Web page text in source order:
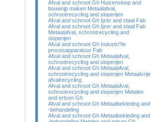
Afval and schroot Gh Huizensloop and
bouwrijp maken Metaalafval,
schrootrecycling and sloperijen
Afval and schroot Gh Ijzer and staal Fab
Afval and schroot Gh Ijzer and staal Fab
Metaalafval, schrootrecycling and
sloperijen
Afval and schroot Gh Industri?le
procesapparatuur Fab
Afval and schroot Gh Metaalafval,
schrootrecycling and sloperijen
Afval and schroot Gh Metaalafval,
schrootrecycling and sloperijen Metaalvrije
afvalrecycling
Afval and schroot Gh Metaalafval,
schrootrecycling and sloperijen Metalen
and ertsen Gh
Afval and schroot Gh Metaalbekleding and
-behandeling
Afval and schroot Gh Metaalbekleding and